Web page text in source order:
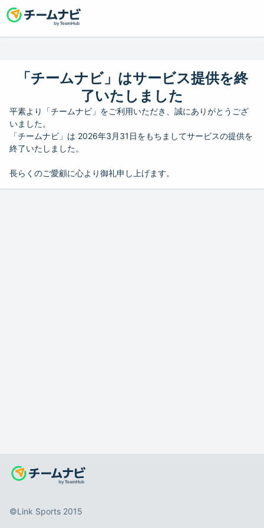
「チームナビ」はサービス提供を終
了いたしました
平素より「チームナビ」をご利用いただき、誠にありがとうござ
いました。
「チームナビ」は 2026年3月31日をもちましてサービスの提供を
終了いたしました。
長らくのご愛顧に心より御礼申し上げます。
©️Link Sports 2015